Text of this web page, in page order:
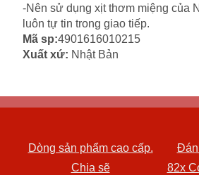
-Nên sử dụng xịt thơm miệng của
luôn tự tin trong giao tiếp.
Mã sp:4901616010215
Xuất xứ: Nhật Bản
Dòng sản phẩm cao cấp.
Chia sẽ
82x